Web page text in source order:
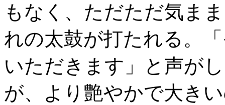
もなく、ただただ気ま
れの太鼓が打たれる。
いただきます」と声が
が、より艶やかで大き